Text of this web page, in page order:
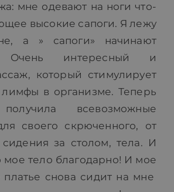
мне одевают на ноги что-
высокие сапоги. Я лежу
а » сапоги» начинают
Очень интересный и
который стимулирует
в организме. Теперь
всевозможные
своего скрюченного, от
сидения за столом, тела. И
мое тело благодарно! И мое
платье снова сидит на мне